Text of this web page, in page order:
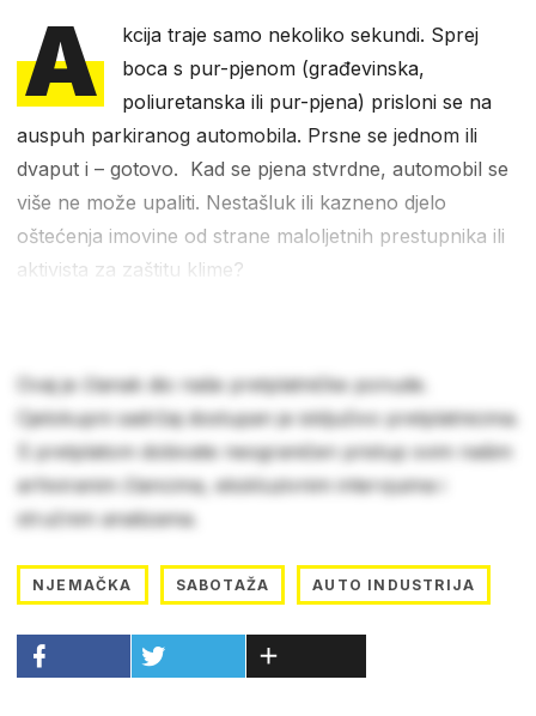
A
kcija traje samo nekoliko sekundi. Sprej
boca s pur-pjenom (građevinska,
poliuretanska ili pur-pjena) prisloni se na
auspuh parkiranog automobila. Prsne se jednom ili
dvaput i – gotovo. Kad se pjena stvrdne, automobil se
više ne može upaliti. Nestašluk ili kazneno djelo
oštećenja imovine od strane maloljetnih prestupnika ili
aktivista za zaštitu klime?
Ovaj je članak dio naše pretplatničke ponude.
Cjelokupni sadržaj dostupan je isključivo pretplatnicima.
S pretplatom dobivate neograničen pristup svim našim
arhiviranim člancima, ekskluzivnim intervjuima i
stručnim analizama.
NJEMAČKA SABOTAŽA AUTO INDUSTRIJA